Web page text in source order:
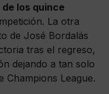
los quince
La otra
de José Bordalás
tras el regreso,
dejando a tan solo
Champions League.